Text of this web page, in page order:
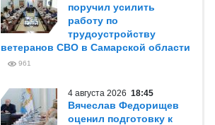
поручил усилить
работу по
трудоустройству
ветеранов СВО в Самарской области
961
4 августа 2026 18:45
Вячеслав Федорищев
оценил подготовку к